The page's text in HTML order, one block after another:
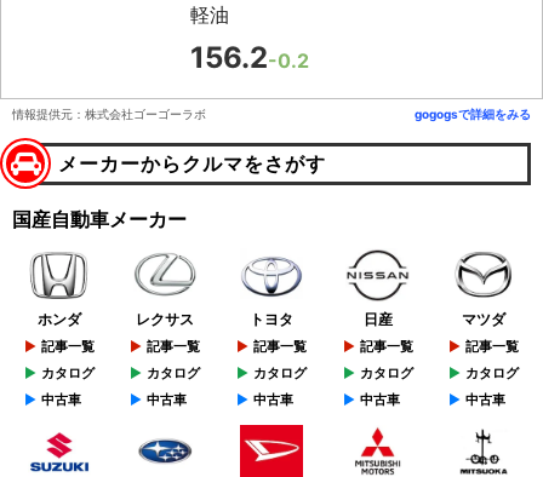
軽油
156.2-0.2
情報提供元：株式会社ゴーゴーラボ gogogsで詳細をみる
メーカーからクルマをさがす
国産自動車メーカー
ホンダ
記事一覧
カタログ
中古車
レクサス
記事一覧
カタログ
中古車
トヨタ
記事一覧
カタログ
中古車
日産
記事一覧
カタログ
中古車
マツダ
記事一覧
カタログ
中古車